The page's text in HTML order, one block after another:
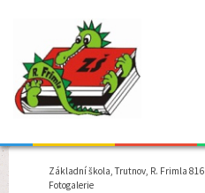
Základní škola, Trutnov, R. Frimla 816
Fotogalerie